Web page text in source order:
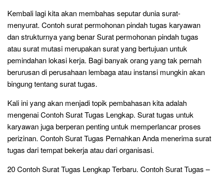
Kembali lagi kita akan membahas seputar dunia surat-
menyurat. Contoh surat permohonan pindah tugas karyawan
dan strukturnya yang benar Surat permohonan pindah tugas
atau surat mutasi merupakan surat yang bertujuan untuk
pemindahan lokasi kerja. Bagi banyak orang yang tak pernah
berurusan di perusahaan lembaga atau instansi mungkin akan
bingung tentang surat tugas.
Kali ini yang akan menjadi topik pembahasan kita adalah
mengenai Contoh Surat Tugas Lengkap. Surat tugas untuk
karyawan juga berperan penting untuk memperlancar proses
perizinan. Contoh Surat Tugas Pernahkan Anda menerima surat
tugas dari tempat bekerja atau dari organisasi.
20 Contoh Surat Tugas Lengkap Terbaru. Contoh Surat Tugas –